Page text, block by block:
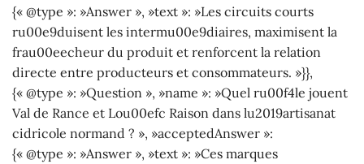
{« @type »: »Answer », »text »: »Les circuits courts
ru00e9duisent les intermu00e9diaires, maximisent la
frau00eecheur du produit et renforcent la relation
directe entre producteurs et consommateurs. »}},
{« @type »: »Question », »name »: »Quel ru00f4le jouent
Val de Rance et Lou00efc Raison dans lu2019artisanat
cidricole normand ? », »acceptedAnswer »:
{« @type »: »Answer », »text »: »Ces marques